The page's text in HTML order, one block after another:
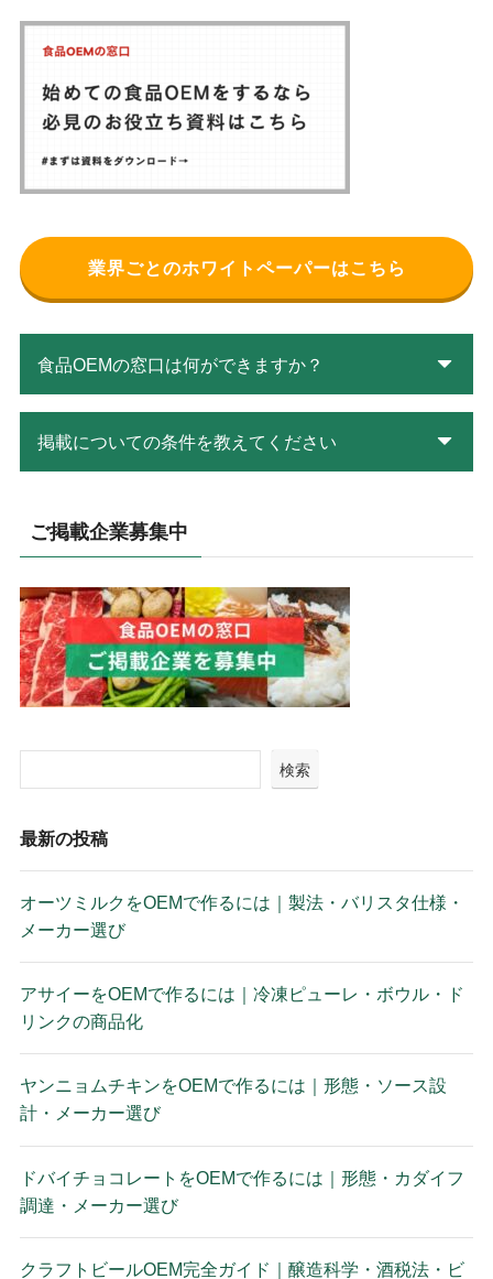
業界ごとのホワイトペーパーはこちら
食品OEMの窓口は何ができますか？
掲載についての条件を教えてください
ご掲載企業募集中
検索
最新の投稿
オーツミルクをOEMで作るには｜製法・バリスタ仕様・
メーカー選び
アサイーをOEMで作るには｜冷凍ピューレ・ボウル・ド
リンクの商品化
ヤンニョムチキンをOEMで作るには｜形態・ソース設
計・メーカー選び
ドバイチョコレートをOEMで作るには｜形態・カダイフ
調達・メーカー選び
クラフトビールOEM完全ガイド｜醸造科学・酒税法・ビ